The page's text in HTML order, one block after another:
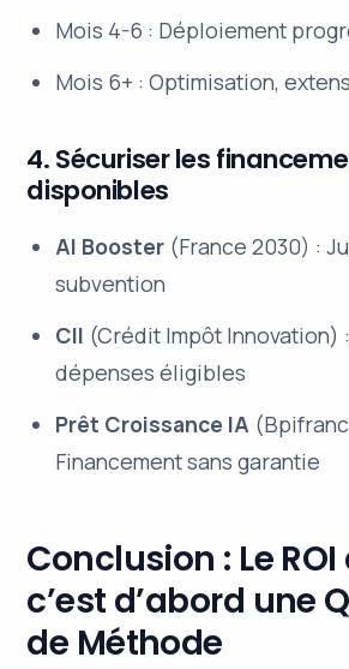
Mois 4-6 : Déploiement
Mois 6+ : Optimisation,
4. Sécuriser les
disponibles
AI Booster (France 2030) :
subvention
CII (Crédit Impôt Innovation)
dépenses éligibles
Prêt Croissance IA
Financement sans garantie
Conclusion : Le ROI
c’est d’abord une
de Méthode